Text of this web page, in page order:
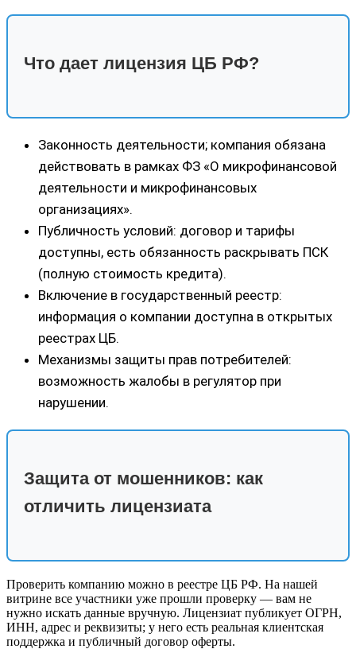
Что дает лицензия ЦБ РФ?
Законность деятельности; компания обязана
действовать в рамках ФЗ «О микрофинансовой
деятельности и микрофинансовых
организациях».
Публичность условий: договор и тарифы
доступны, есть обязанность раскрывать ПСК
(полную стоимость кредита).
Включение в государственный реестр:
информация о компании доступна в открытых
реестрах ЦБ.
Механизмы защиты прав потребителей:
возможность жалобы в регулятор при
нарушении.
Защита от мошенников: как
отличить лицензиата
Проверить компанию можно в реестре ЦБ РФ. На нашей
витрине все участники уже прошли проверку — вам не
нужно искать данные вручную. Лицензиат публикует ОГРН,
ИНН, адрес и реквизиты; у него есть реальная клиентская
поддержка и публичный договор оферты.